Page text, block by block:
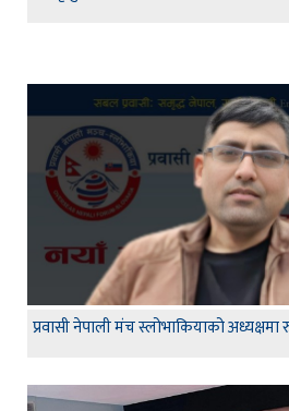
प्रवासी नेपाली मंच स्लोभाकियाको